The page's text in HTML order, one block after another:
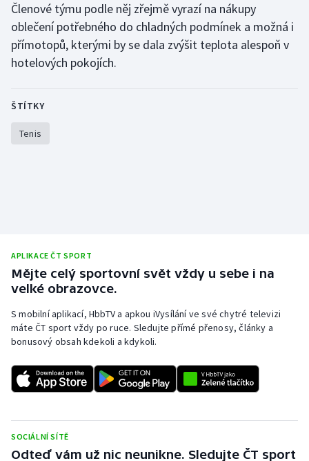
Členové týmu podle něj zřejmě vyrazí na nákupy
oblečení potřebného do chladných podmínek a možná i
přímotopů, kterými by se dala zvýšit teplota alespoň v
hotelových pokojích.
ŠTÍTKY
Tenis
APLIKACE ČT SPORT
Mějte celý sportovní svět vždy u sebe i na
velké obrazovce.
S mobilní aplikací, HbbTV a apkou iVysílání ve své chytré televizi
máte ČT sport vždy po ruce. Sledujte přímé přenosy, články a
bonusový obsah kdekoli a kdykoli.
SOCIÁLNÍ SÍTĚ
Odteď vám už nic neunikne. Sledujte ČT sport